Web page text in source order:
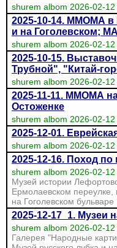
shurem albom 2026-02-12
2025-10-14. ММОМА в
и на Гоголевском;
shurem albom 2026-02-12
2025-10-15.
Трубной", "Китай-
shurem albom 2026-02-12
2025-11-11. ММОМА
Остоженке
shurem albom 2026-02-12
2025-12-01.
shurem albom 2026-02-12
2025-12-16. Поход по
shurem albom 2026-02-12
Музей истории
Ермолаевском
на Гоголевском бульваре
2025-12-17_1. Музеи
shurem albom 2026-02-12
Галерея "Народные